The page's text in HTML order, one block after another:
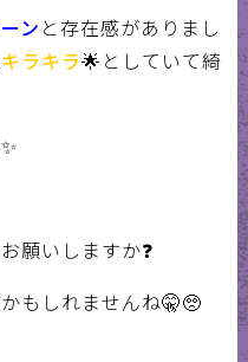
ン と存在感がありまし
キラキラ🌟 としていて綺
✨
願いしますか❓
もしれませんね🤫🥺